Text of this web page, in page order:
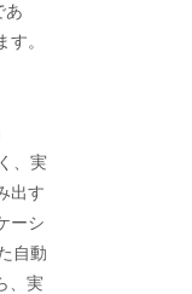
あ
。
、実
出す
ーシ
自動
、実